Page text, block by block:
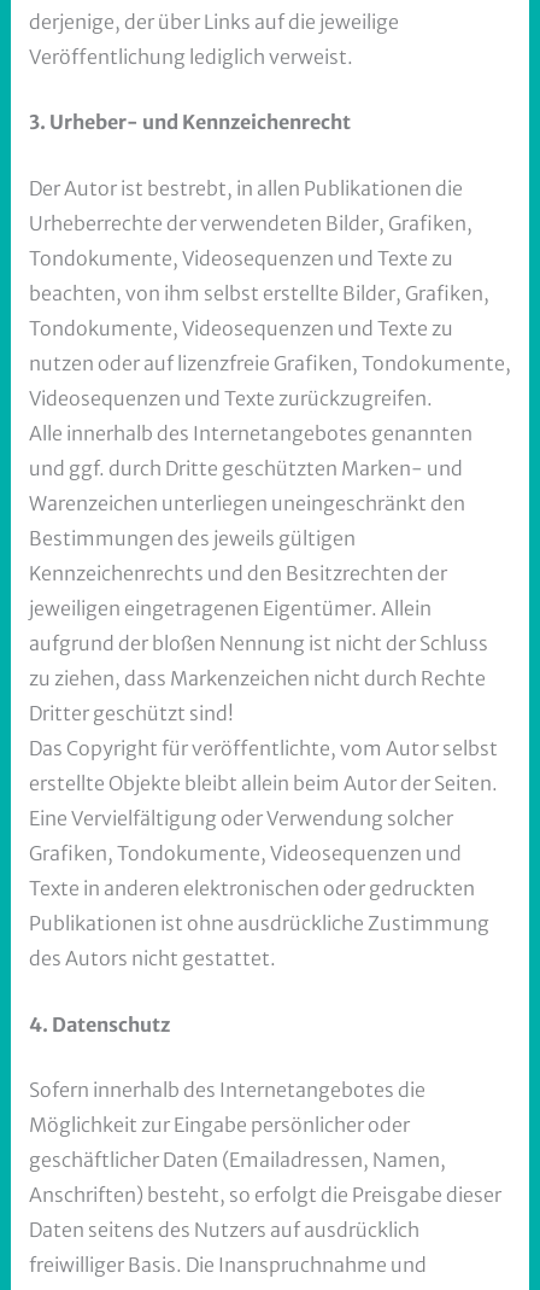
derjenige, der über Links auf die jeweilige
Veröffentlichung lediglich verweist.
3. Urheber- und Kennzeichenrecht
Der Autor ist bestrebt, in allen Publikationen die
Urheberrechte der verwendeten Bilder, Grafiken,
Tondokumente, Videosequenzen und Texte zu
beachten, von ihm selbst erstellte Bilder, Grafiken,
Tondokumente, Videosequenzen und Texte zu
nutzen oder auf lizenzfreie Grafiken, Tondokumente,
Videosequenzen und Texte zurückzugreifen.
Alle innerhalb des Internetangebotes genannten
und ggf. durch Dritte geschützten Marken- und
Warenzeichen unterliegen uneingeschränkt den
Bestimmungen des jeweils gültigen
Kennzeichenrechts und den Besitzrechten der
jeweiligen eingetragenen Eigentümer. Allein
aufgrund der bloßen Nennung ist nicht der Schluss
zu ziehen, dass Markenzeichen nicht durch Rechte
Dritter geschützt sind!
Das Copyright für veröffentlichte, vom Autor selbst
erstellte Objekte bleibt allein beim Autor der Seiten.
Eine Vervielfältigung oder Verwendung solcher
Grafiken, Tondokumente, Videosequenzen und
Texte in anderen elektronischen oder gedruckten
Publikationen ist ohne ausdrückliche Zustimmung
des Autors nicht gestattet.
4. Datenschutz
Sofern innerhalb des Internetangebotes die
Möglichkeit zur Eingabe persönlicher oder
geschäftlicher Daten (Emailadressen, Namen,
Anschriften) besteht, so erfolgt die Preisgabe dieser
Daten seitens des Nutzers auf ausdrücklich
freiwilliger Basis. Die Inanspruchnahme und